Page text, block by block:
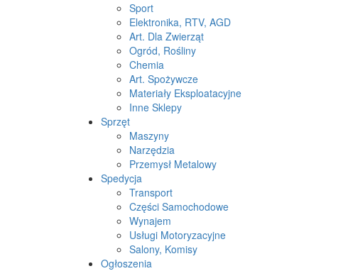
Sport
Elektronika, RTV, AGD
Art. Dla Zwierząt
Ogród, Rośliny
Chemia
Art. Spożywcze
Materiały Eksploatacyjne
Inne Sklepy
Sprzęt
Maszyny
Narzędzia
Przemysł Metalowy
Spedycja
Transport
Części Samochodowe
Wynajem
Usługi Motoryzacyjne
Salony, Komisy
Ogłoszenia